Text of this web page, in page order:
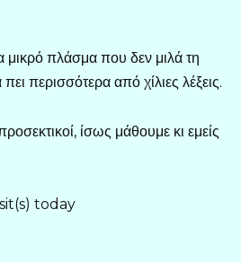
μικρό πλάσμα που δεν μιλά τη
περισσότερα από χίλιες λέξεις.
ίσως μάθουμε κι εμείς
today